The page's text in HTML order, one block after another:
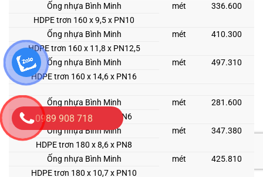
Ống nhựa Bình Minh
mét
336.600
HDPE trơn 160 x 9,5 x PN10
Ống nhựa Bình Minh
mét
410.300
HDPE trơn 160 x 11,8 x PN12,5
Ống nhựa Bình Minh
mét
497.310
HDPE trơn 160 x 14,6 x PN16
Ống nhựa Bình Minh mét
281.600
HDPE trơn 180 x 6,9 x PN6
Ống nhựa Bình Minh
mét
347.380
HDPE trơn 180 x 8,6 x PN8
Ống nhựa Bình Minh
mét
425.810
HDPE trơn 180 x 10,7 x PN10
0989 908 718